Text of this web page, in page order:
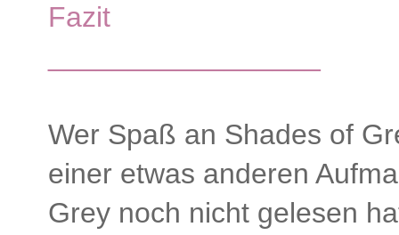
Fazit
Wer Spaß an Shades of
einer etwas anderen
Grey noch nicht gelesen